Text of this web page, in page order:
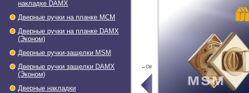
накладке DAMX
Дверные ручки на планке МСМ
Дверные ручки на планке DAMX
(Эконом)
Дверные ручки-защелки МSМ
Дверные ручки защелки DAMX
(Эконом)
Дверные накладки
←Ctrl